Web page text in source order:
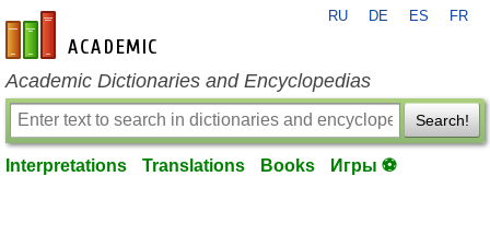
en-academic.com
RU DE ES FR
Academic Dictionaries and Encyclopedias
Search!
Interpretations Translations Books Игры ⚽